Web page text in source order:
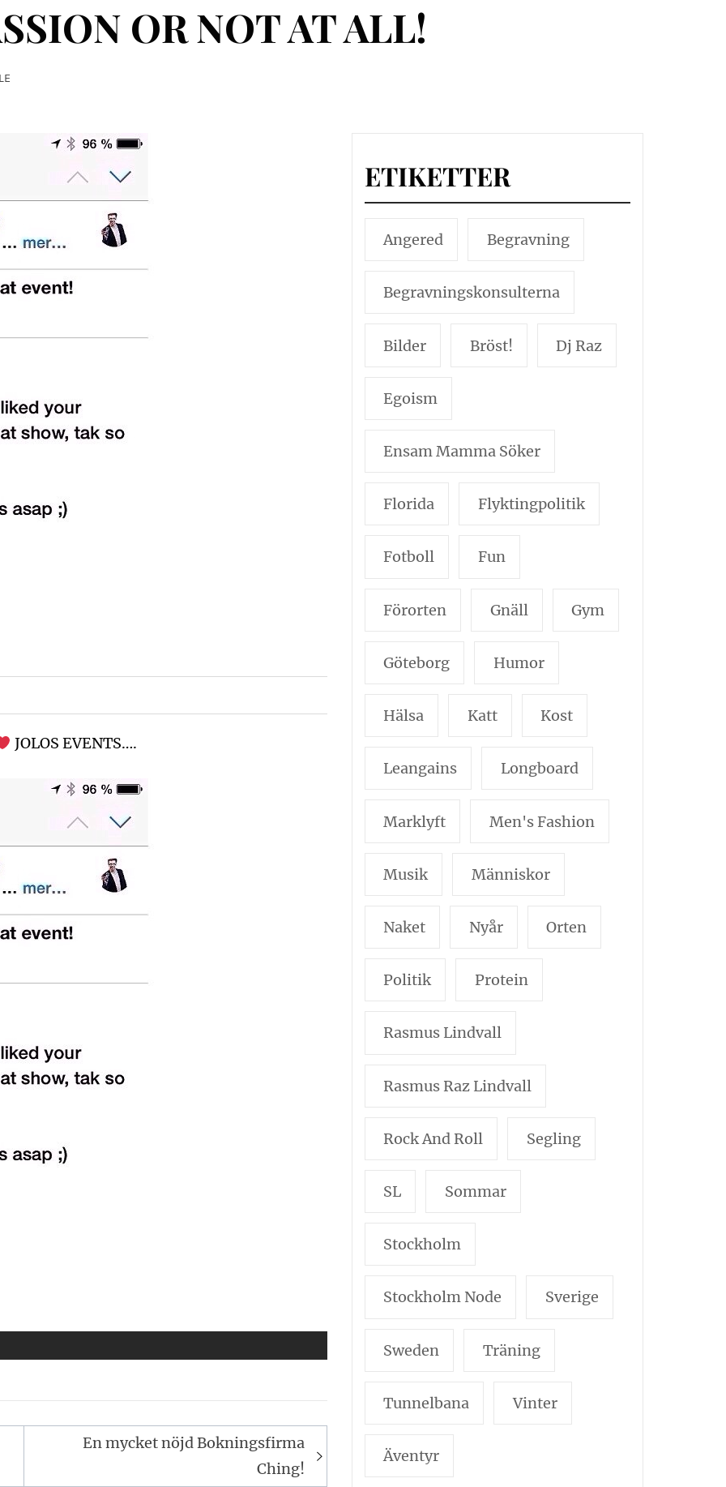
OR NOT AT ALL!
JOLOS EVENTS….
En mycket nöjd Bokningsfirma
Ching!
ETIKETTER
Angered Begravning
Begravningskonsulterna
Bilder Bröst! Dj Raz
Egoism
Ensam Mamma Söker
Florida Flyktingpolitik
Fotboll Fun
Förorten Gnäll Gym
Göteborg Humor
Hälsa Katt Kost
Leangains Longboard
Marklyft Men's Fashion
Musik Människor
Naket Nyår Orten
Politik Protein
Rasmus Lindvall
Rasmus Raz Lindvall
Rock And Roll Segling
SL Sommar
Stockholm
Stockholm Node Sverige
Sweden Träning
Tunnelbana Vinter
Äventyr